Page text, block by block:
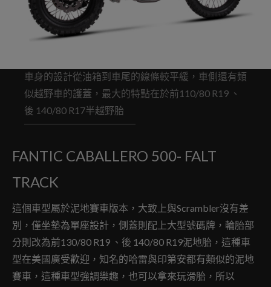
車身的設計從油箱到車尾的線條較平緩，車側還有類
似越野車的護蓋，最大的特點在於前110/80 R19 、
後 140/80 R17半越野胎
FANTIC CABALLERO 500- FALT
TRACK
這個車型屬於泥地賽車版本，大致上與Scrambler沒有差
別，僅坐墊為單座設計，側蓋則配上大型號碼牌，輪胎部
分則改為前130/80 R19 、後 140/80 R19泥地胎，這種車
型在美國廣受歡迎，知名的哈雷與印第安都有類似的泥地
賽車，這種車型強調樂趣，也可以拿來玩滑胎，所以